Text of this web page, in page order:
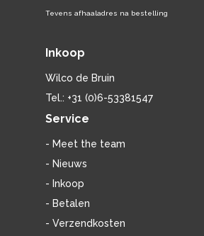
Tevens afhaaladres na bestelling
Inkoop
Wilco de Bruin
Tel.: +31 (0)6-53381547
Service
- Meet the team
- Nieuws
- Inkoop
- Betalen
- Verzendkosten